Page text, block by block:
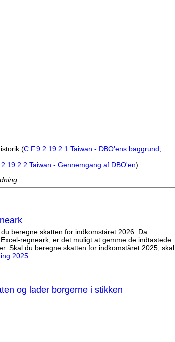
(C.F.9.2.19.2.1 Taiwan - DBO'ens baggrund,
Taiwan - Gennemgang af DBO'en).
du beregne skatten for indkomståret 2026. Da
regneark, er det muligt at gemme de indtastede
Skal du beregne skatten for indkomståret 2025, skal
2025
og lader borgerne i stikken